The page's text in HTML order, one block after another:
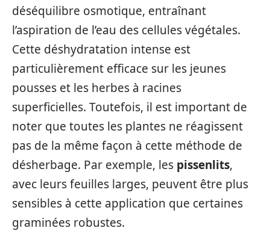
déséquilibre osmotique, entraînant
l’aspiration de l’eau des cellules végétales.
Cette déshydratation intense est
particulièrement efficace sur les jeunes
pousses et les herbes à racines
superficielles. Toutefois, il est important de
noter que toutes les plantes ne réagissent
pas de la même façon à cette méthode de
désherbage. Par exemple, les pissenlits,
avec leurs feuilles larges, peuvent être plus
sensibles à cette application que certaines
graminées robustes.